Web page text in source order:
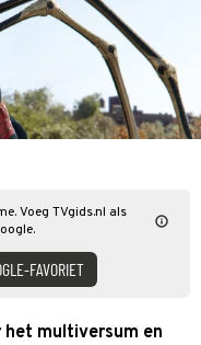
Voeg TVgids.nl als
FAVORIET
het multiversum en